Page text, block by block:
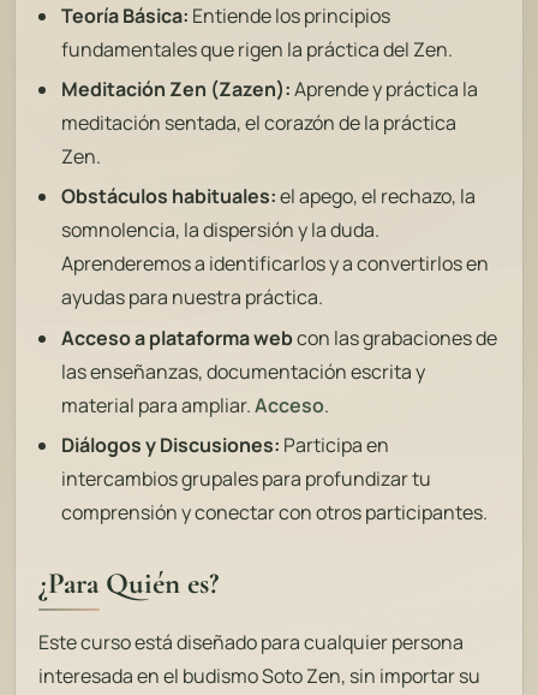
Teoría Básica: Entiende los principios
fundamentales que rigen la práctica del Zen.
Meditación Zen (Zazen):Aprende y práctica la
meditación sentada, el corazón de la práctica
Zen.
Obstáculos habituales:el apego, el rechazo, la
somnolencia, la dispersión y la duda.
Aprenderemos a identificarlos y a convertirlos en
ayudas para nuestra práctica.
Acceso a plataforma webcon las grabaciones de
las enseñanzas, documentación escrita y
material para ampliar.Acceso.
Diálogos y Discusiones: Participa en
intercambios grupales para profundizar tu
comprensión y conectar con otros participantes.
¿Para Quién es?
Este curso está diseñado para cualquier persona
interesada en el budismo Soto Zen, sin importar su